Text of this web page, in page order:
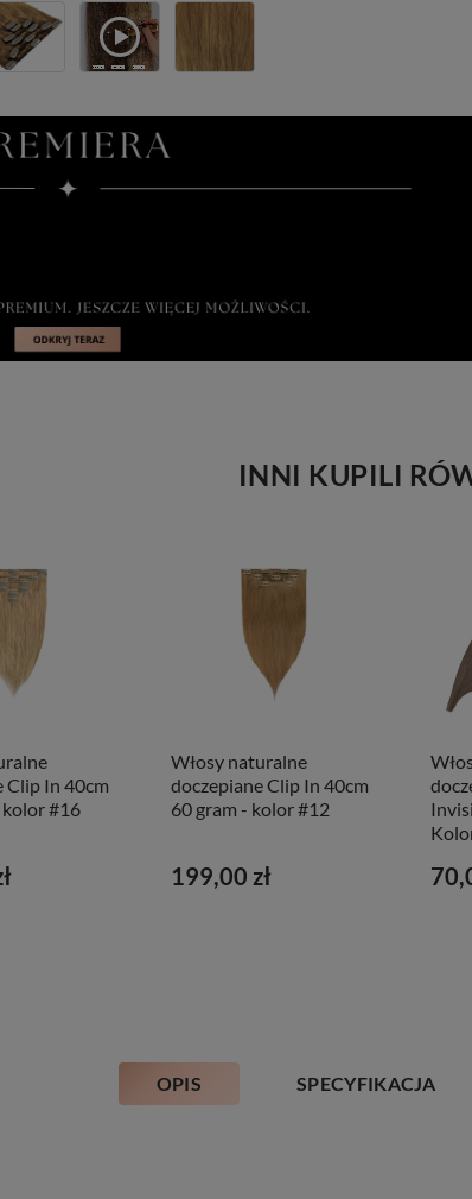
INNI KUPILI
Clip In 40cm
kolor #16
Włosy naturalne
doczepiane Clip In 40cm
60 gram - kolor #12
199,00 zł
OPIS SPECYFIKACJA